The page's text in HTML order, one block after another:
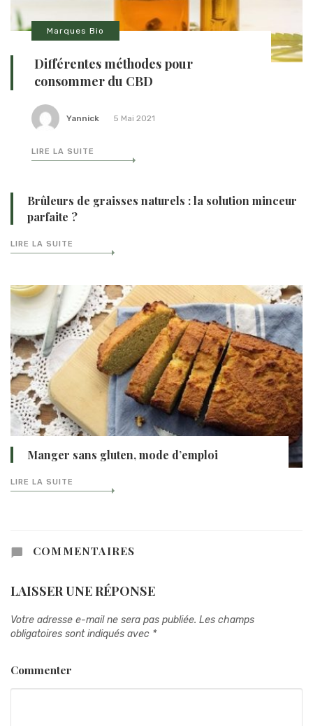
Marques Bio
Différentes méthodes pour
consommer du CBD
Yannick 5 Mai 2021
LIRE LA SUITE
Brûleurs de graisses naturels : la solution minceur
parfaite ?
LIRE LA SUITE
Manger sans gluten, mode d’emploi
LIRE LA SUITE
COMMENTAIRES
LAISSER UNE RÉPONSE
Votre adresse e-mail ne sera pas publiée. Les champs
obligatoires sont indiqués avec *
Commenter